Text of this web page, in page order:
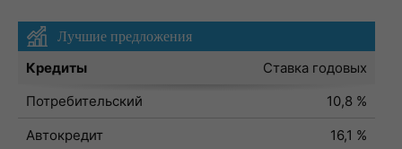
Лучшие предложения
Кредиты
Ставка годовых
Потребительский
10,8 %
Автокредит
16,1 %